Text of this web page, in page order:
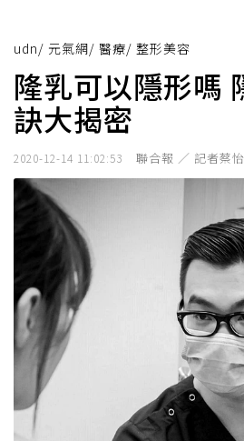
udn/ 元氣網/ 醫療/ 整形美容
隆乳可以隱形嗎
訣大揭密
2020-12-14 11:02:53 聯合報 ／ 記者蔡